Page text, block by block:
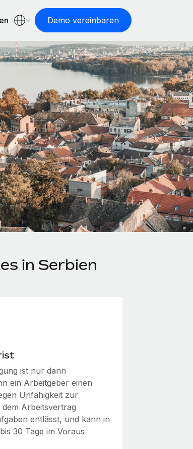
Demo vereinbaren
in Serbien
ist nur dann
ein Arbeitgeber einen
Unfähigkeit zur
Arbeitsvertrag
entlässt, und kann in
30 Tage im Voraus